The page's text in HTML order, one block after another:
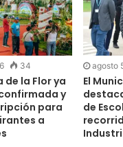
34
de la Flor ya
y
para
a
agosto
El
de